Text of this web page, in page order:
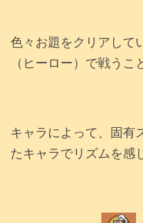
色々お題をクリアして
（ヒーロー）で戦うこ
キャラによって、固有
たキャラでリズムを感